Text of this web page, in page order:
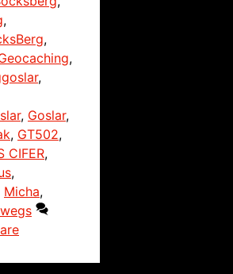
,
,
,
,
, Goslar,
, GT502,
CIFER,
,
Micha,